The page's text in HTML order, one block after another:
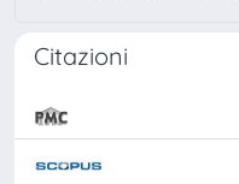
Citazioni